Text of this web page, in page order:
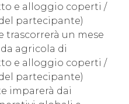
e alloggio coperti /
partecipante)
trascorrerà un mese
agricola di
e alloggio coperti /
partecipante)
imparerà dai